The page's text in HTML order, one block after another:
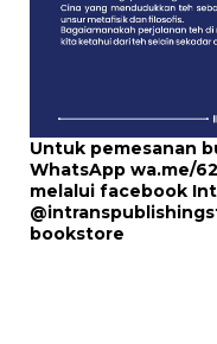
Untuk pemesanan
WhatsApp wa.me/
melalui facebook
bookstore